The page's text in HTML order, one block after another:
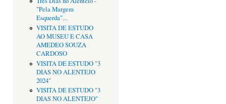
"Pela Margem
Esquerda"...
VISITA DE ESTUDO
AO MUSEU E CASA
AMEDEO SOUZA
CARDOSO
VISITA DE ESTUDO "3
DIAS NO ALENTEJO
2024"
VISITA DE ESTUDO "3
DIAS NO ALENTEJO"